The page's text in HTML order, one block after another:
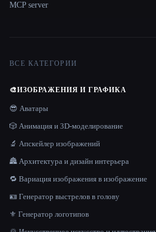
MCP server
ВСЕ КАТЕГОРИИ
🎨ИЗОБРАЖЕНИЯ И ГРАФИКА
😎 Аватары
🎲 Анимация и 3D-моделирование
🔬 Апскейлер изображений
🏯 Архитектура и дизайн интерьера
🔁 Вариация изображения в изображение
🪪 Генератор выстрелов в голову
⚜️ Генератор логотипов